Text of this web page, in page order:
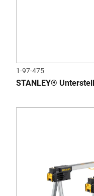
1-97-475
STANLEY®